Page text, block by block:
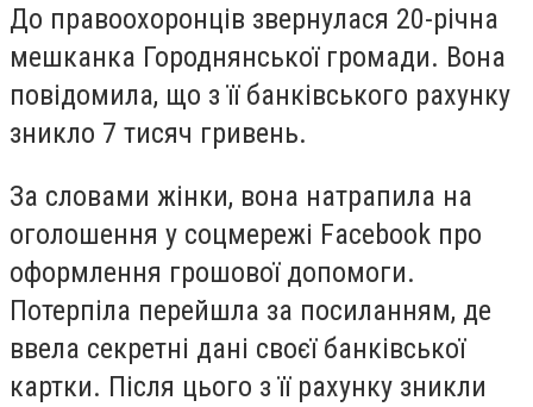
До правоохоронців звернулася 20-річна
мешканка Городнянської громади. Вона
повідомила, що з її банківського рахунку
зникло 7 тисяч гривень.
За словами жінки, вона натрапила на
оголошення у соцмережі Facebook про
оформлення грошової допомоги.
Потерпіла перейшла за посиланням, де
ввела секретні дані своєї банківської
картки. Після цього з її рахунку зникли